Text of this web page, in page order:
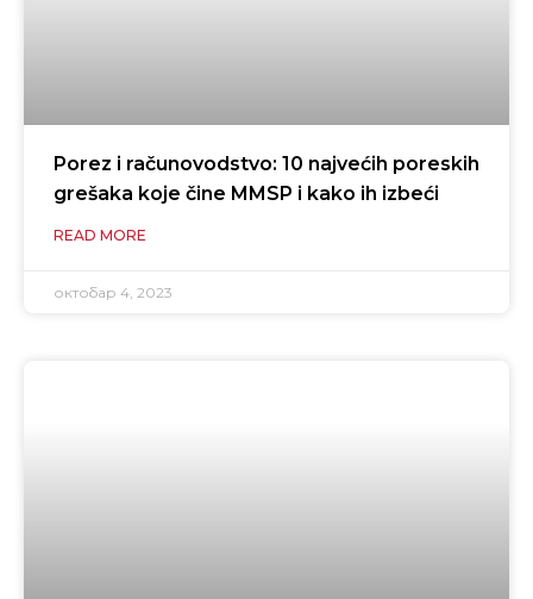
Porez i računovodstvo: 10 najvećih poreskih
grešaka koje čine MMSP i kako ih izbeći
READ MORE
октобар 4, 2023